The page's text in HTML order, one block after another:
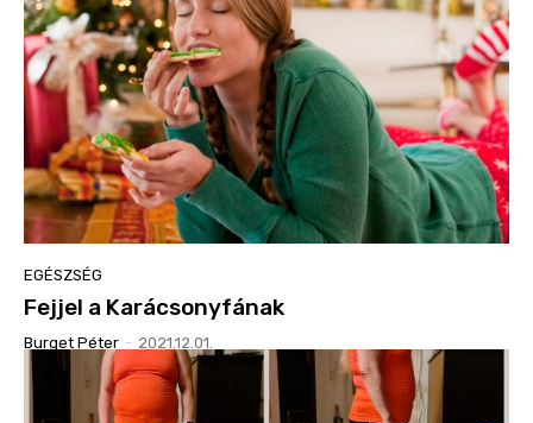
EGÉSZSÉG
Fejjel a Karácsonyfának
Burget Péter - 2021.12.01.